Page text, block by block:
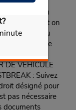
rendre au
d’identité et on
au
où se
DE VÉHICULE
: Suivez
désigné pour
pas nécessaire
documents